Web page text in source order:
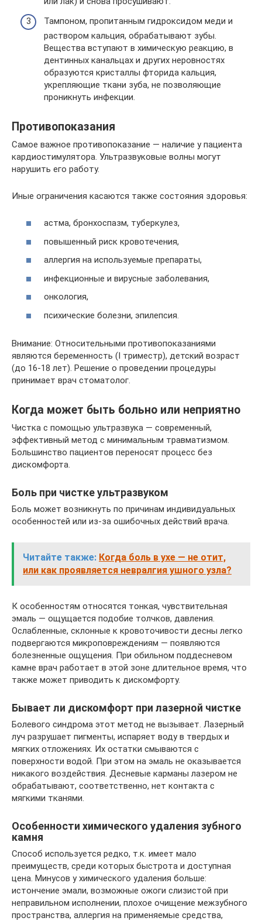
Тампоном, пропитанным гидроксидом меди и
раствором кальция, обрабатывают зубы.
Вещества вступают в химическую реакцию, в
дентинных канальцах и других неровностях
образуются кристаллы фторида кальция,
укрепляющие ткани зуба, не позволяющие
проникнуть инфекции.
Противопоказания
Самое важное противопоказание — наличие у пациента
кардиостимулятора. Ультразвуковые волны могут
нарушить его работу.
Иные ограничения касаются также состояния здоровья:
астма, бронхоспазм, туберкулез,
повышенный риск кровотечения,
аллергия на используемые препараты,
инфекционные и вирусные заболевания,
онкология,
психические болезни, эпилепсия.
Внимание: Относительными противопоказаниями
являются беременность (I триместр), детский возраст
(до 16-18 лет). Решение о проведении процедуры
принимает врач стоматолог.
Когда может быть больно или неприятно
Чистка с помощью ультразвука — современный,
эффективный метод с минимальным травматизмом.
Большинство пациентов переносят процесс без
дискомфорта.
Боль при чистке ультразвуком
Боль может возникнуть по причинам индивидуальных
особенностей или из-за ошибочных действий врача.
Читайте также: Когда боль в ухе — не отит,
или как проявляется невралгия ушного узла?
К особенностям относятся тонкая, чувствительная
эмаль — ощущается подобие толчков, давления.
Ослабленные, склонные к кровоточивости десны легко
подвергаются микроповреждениям — появляются
болезненные ощущения. При обильном поддесневом
камне врач работает в этой зоне длительное время, что
также может приводить к дискомфорту.
Бывает ли дискомфорт при лазерной чистке
Болевого синдрома этот метод не вызывает. Лазерный
луч разрушает пигменты, испаряет воду в твердых и
мягких отложениях. Их остатки смываются с
поверхности водой. При этом на эмаль не оказывается
никакого воздействия. Десневые карманы лазером не
обрабатывают, соответственно, нет контакта с
мягкими тканями.
Особенности химического удаления зубного
камня
Способ используется редко, т.к. имеет мало
преимуществ, среди которых быстрота и доступная
цена. Минусов у химического удаления больше:
истончение эмали, возможные ожоги слизистой при
неправильном исполнении, плохое очищение межзубного
пространства, аллергия на применяемые средства,